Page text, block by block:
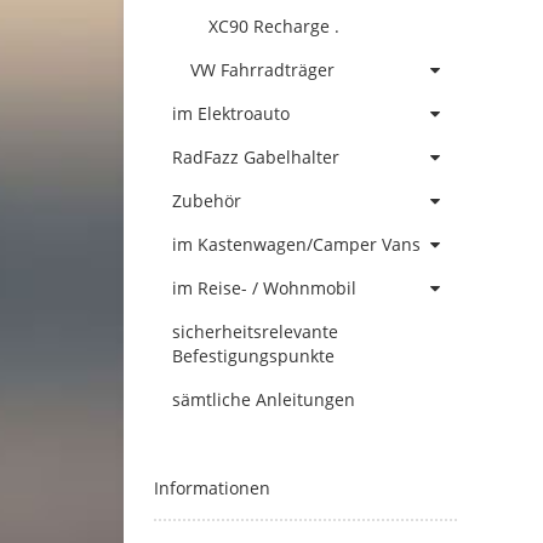
XC90 Recharge .
VW Fahrradträger
im Elektroauto
RadFazz Gabelhalter
Zubehör
im Kastenwagen/Camper Vans
im Reise- / Wohnmobil
sicherheitsrelevante
Befestigungspunkte
sämtliche Anleitungen
Informationen